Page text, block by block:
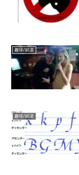
趣味/娯楽
趣味/娯楽